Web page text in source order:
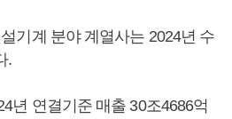
기계 분야 계열사는 2024년 수
.
년 연결기준 매출 30조4686억